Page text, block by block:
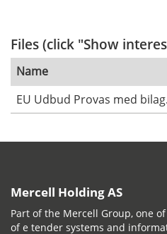
Files (click "Show
Name
EU Udbud Provas med
Mercell Holding AS
Part of the Mercell Group, one
of e tender systems and